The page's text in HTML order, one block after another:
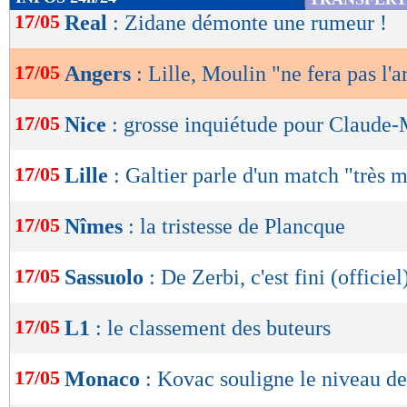
de
OK
17/05 Real : Zidane démonte une rumeur !
17/05 Angers : Lille, Moulin "ne fera pas
17/05 Nice : grosse inquiétude pour
17/05 Lille : Galtier parle d'un match "très
17/05 Nîmes : la tristesse de Plancque
17/05 Sassuolo : De Zerbi, c'est fini
17/05 L1 : le classement des buteurs
17/05 Monaco : Kovac souligne le niveau